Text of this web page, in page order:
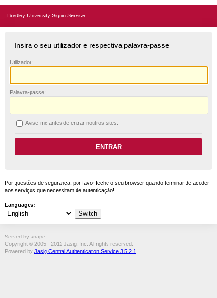
Bradley University Signin Service
Insira o seu utilizador e respectiva palavra-passe
Utilizador:
Palavra-passe:
Avise-me antes de entrar noutros sites.
Por questões de segurança, por favor feche o seu browser quando terminar de aceder
aos serviços que necessitam de autenticação!
Languages:
Served by snape
Copyright © 2005 - 2012 Jasig, Inc. All rights reserved.
Powered by Jasig Central Authentication Service 3.5.2.1